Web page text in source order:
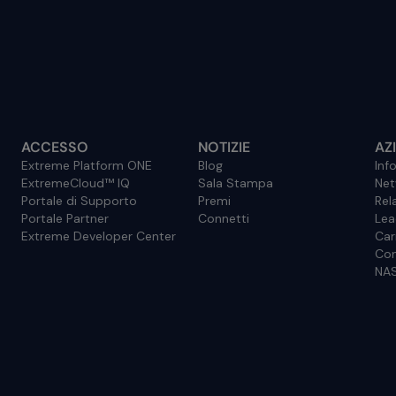
ACCESSO
Extreme Platform ONE
ExtremeCloud™ IQ
Portale di Supporto
Portale Partner
Extreme Developer Center
NOTIZIE
Blog
Sala Stampa
Premi
Connetti